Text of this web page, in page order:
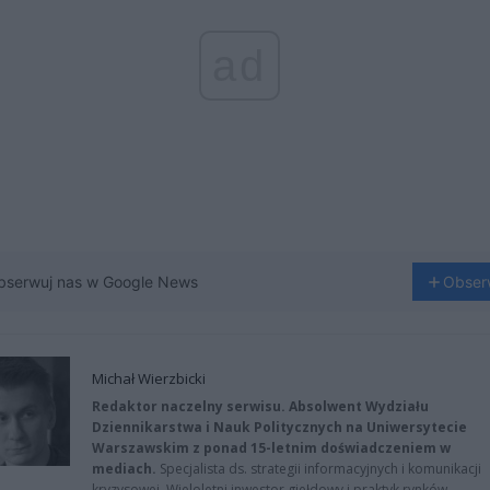
nas w Google News
Michał Wierzbicki
Redaktor naczelny serwisu. Absolwent Wydziału
Dziennikarstwa i Nauk Politycznych na Uniwersytecie
Warszawskim z ponad 15-letnim doświadczeniem w
mediach. Specjalista ds. strategii informacyjnych i komunikacji